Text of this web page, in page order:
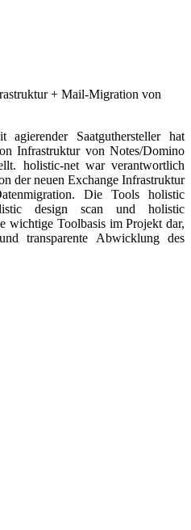
+ Mail-Migration von
agierender Saatguthersteller hat
Infrastruktur von Notes/Domino
holistic-net war verantwortlich
der neuen Exchange Infrastruktur
Die Tools holistic
design scan und holistic
wichtige Toolbasis im Projekt dar,
transparente Abwicklung des